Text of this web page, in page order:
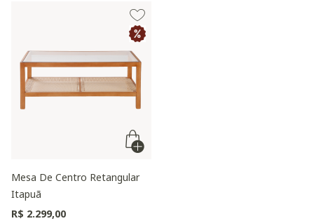
Mesa De Centro Retangular
Itapuã
R$ 2.299,00